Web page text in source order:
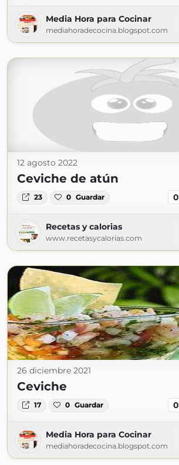
Media Hora para Cocinar
mediahoradecocina.blogspot.com
12 agosto 2022
Ceviche de atún
23 0 Guardar 0
Recetas y calorias
www.recetasycalorias.com
26 diciembre 2021
Ceviche
17 0 Guardar 0
Media Hora para Cocinar
mediahoradecocina.blogspot.com